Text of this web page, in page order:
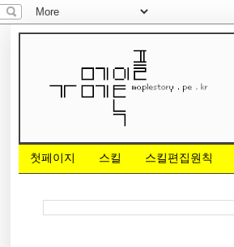
첫페이지 스킬 스킬편집원칙